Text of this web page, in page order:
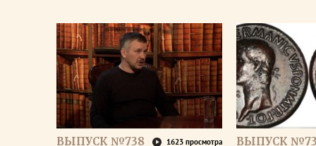
ВЫПУСК №738 1623 просмотра ВЫПУСК